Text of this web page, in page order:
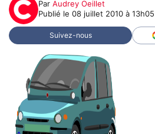
Par Audrey Oeillet
Publié le 08 juillet 2010 à 13h05
Suivez-nous